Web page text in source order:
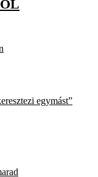
egymást”